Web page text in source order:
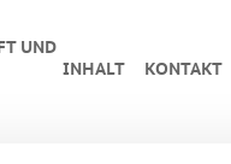
UND
INHALT KONTAKT